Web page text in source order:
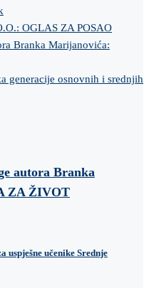
OGLAS ZA POSAO
Branka Marijanovića:
generacije osnovnih i srednjih
autora Branka
ZA ŽIVOT
učenike Srednje